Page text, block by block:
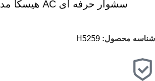
سشوار حرفه ای AC هیسکا مدل H5259
شناسه محصول: H5259